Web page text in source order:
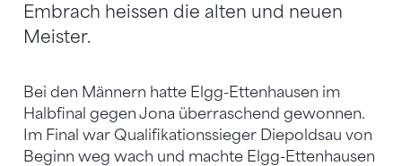
Embrach heissen die alten und neuen
Meister.
Bei den Männern hatte Elgg-Ettenhausen im
Halbfinal gegen Jona überraschend gewonnen.
Im Final war Qualifikationssieger Diepoldsau von
Beginn weg wach und machte Elgg-Ettenhausen